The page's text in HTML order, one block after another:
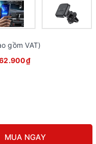
gồm VAT)
MUA NGAY